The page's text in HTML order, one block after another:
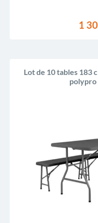
1
Lot de 10 tables 183